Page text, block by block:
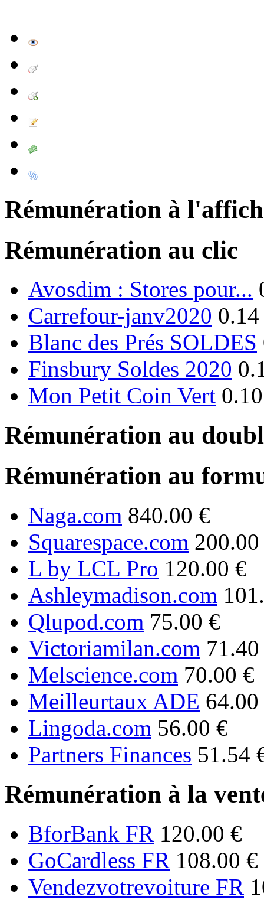
Rémunération à
Rémunération au clic
Avosdim : Stores pour...
Carrefour-janv2020
Blanc des Prés SOLDES
Finsbury Soldes 2020
Mon Petit Coin Vert
Rémunération au
Rémunération au
Naga.com 840.00 €
Squarespace.com
L by LCL Pro 120.00 €
Ashleymadison.com
Qlupod.com 75.00 €
Victoriamilan.com
Melscience.com 70.00 €
Meilleurtaux ADE 64.00
Lingoda.com 56.00 €
Partners Finances 51.54
Rémunération à la
BforBank FR 120.00 €
GoCardless FR 108.00 €
Vendezvotrevoiture FR